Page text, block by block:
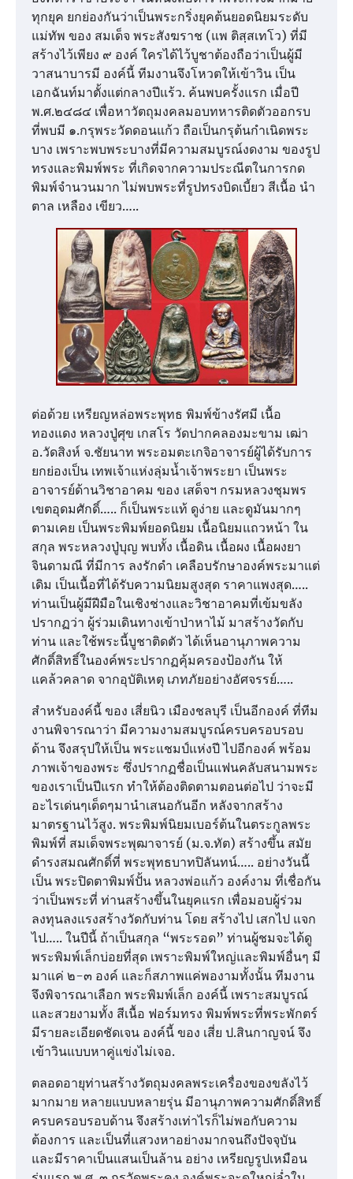
ทุกยุค ยกย่องกันว่าเป็นพระกริ่งยุคต้นยอดนิยมระดับ
แม่ทัพ ของ สมเด็จ พระสังฆราช (แพ ติสฺสเทโว) ที่มี
สร้างไว้เพียง ๙ องค์ ใครได้ไว้บูชาต้องถือว่าเป็นผู้มี
วาสนาบารมี องค์นี้ ทีมงานจึงโหวตให้เข้าวิน เป็น
เอกฉันท์มาตั้งแต่กลางปีแร้ว. ค้นพบครั้งแรก เมื่อปี
พ.ศ.๒๔๘๔ เพื่อหาวัตถุมงคลมอบทหารติดตัวออกรบ
ที่พบมี ๑.กรุพระวัดดอนแก้ว ถือเป็นกรุต้นกำเนิดพระ
บาง เพราะพบพระบางที่มีความสมบูรณ์งดงาม ของรูป
ทรงและพิมพ์พระ ที่เกิดจากความประณีตในการกด
พิมพ์จำนวนมาก ไม่พบพระที่รูปทรงบิดเบี้ยว สีเนื้อ นำ
ตาล เหลือง เขียว…..
ต่อด้วย เหรียญหล่อพระพุทธ พิมพ์ข้างรัศมี เนื้อ
ทองแดง หลวงปู่ศุข เกสโร วัดปากคลองมะขาม เฒ่า
อ.วัดสิงห์ จ.ชัยนาท พระอมตะเกจิอาจารย์ผู้ได้รับการ
ยกย่องเป็น เทพเจ้าแห่งลุ่มน้ำเจ้าพระยา เป็นพระ
อาจารย์ด้านวิชาอาคม ของ เสด็จฯ กรมหลวงชุมพร
เขตอุดมศักดิ์….. ก็เป็นพระแท้ ดูง่าย และดูมันมากๆ
ตามเคย เป็นพระพิมพ์ยอดนิยม เนื้อนิยมแถวหน้า ใน
สกุล พระหลวงปู่บุญ พบทั้ง เนื้อดิน เนื้อผง เนื้อผงยา
จินดามณี ที่มีการ ลงรักดำ เคลือบรักษาองค์พระมาแต่
เดิม เป็นเนื้อที่ได้รับความนิยมสูงสุด ราคาแพงสุด…..
ท่านเป็นผู้มีฝีมือในเชิงช่างและวิชาอาคมที่เข้มขลัง
ปรากฏว่า ผู้ร่วมเดินทางเข้าป่าหาไม้ มาสร้างวัดกับ
ท่าน และใช้พระนี้บูชาติดตัว ได้เห็นอานุภาพความ
ศักดิ์สิทธิ์ในองค์พระปรากฏคุ้มครองป้องกัน ให้
แคล้วคลาด จากอุบัติเหตุ เภทภัยอย่างอัศจรรย์…..
สำหรับองค์นี้ ของ เสี่ยนิว เมืองชลบุรี เป็นอีกองค์ ที่ทีม
งานพิจารณาว่า มีความงามสมบูรณ์ครบครอบรอบ
ด้าน จึงสรุปให้เป็น พระแชมป์แห่งปี ไปอีกองค์ พร้อม
ภาพเจ้าของพระ ซึ่งปรากฏชื่อเป็นแฟนคลับสนามพระ
ของเราเป็นปีแรก ทำให้ต้องติดตามตอนต่อไป ว่าจะมี
อะไรเด่นๆเด็ดๆมานำเสนอกันอีก หลังจากสร้าง
มาตรฐานไว้สูง. พระพิมพ์นิยมเบอร์ต้นในตระกูลพระ
พิมพ์ที่ สมเด็จพระพุฒาจารย์ (ม.จ.ทัต) สร้างขึ้น สมัย
ดำรงสมณศักดิ์ที่ พระพุทธบาทปิลันทน์….. อย่างวันนี้
เป็น พระปิดตาพิมพ์ปั้น หลวงพ่อแก้ว องค์งาม ที่เชื่อกัน
ว่าเป็นพระที่ ท่านสร้างขึ้นในยุคแรก เพื่อมอบผู้ร่วม
ลงทุนลงแรงสร้างวัดกับท่าน โดย สร้างไป เสกไป แจก
ไป….. ในปีนี้ ถ้าเป็นสกุล “พระรอด” ท่านผู้ชมจะได้ดู
พระพิมพ์เล็กบ่อยที่สุด เพราะพิมพ์ใหญ่และพิมพ์อื่นๆ มี
มาแค่ ๒-๓ องค์ และก็สภาพแค่พองามทั้งนั้น ทีมงาน
จึงพิจารณาเลือก พระพิมพ์เล็ก องค์นี้ เพราะสมบูรณ์
และสวยงามทั้ง สีเนื้อ ฟอร์มทรง พิมพ์พระที่พระพักตร์
มีรายละเอียดชัดเจน องค์นี้ ของ เสี่ย ป.สินกาญจน์ จึง
เข้าวินแบบหาคู่แข่งไม่เจอ.
ตลอดอายุท่านสร้างวัตถุมงคลพระเครื่องของขลังไว้
มากมาย หลายแบบหลายรุ่น มีอานุภาพความศักดิ์สิทธิ์
ครบครอบรอบด้าน จึงสร้างเท่าไรก็ไม่พอกับความ
ต้องการ และเป็นที่แสวงหาอย่างมากจนถึงปัจจุบัน
และมีราคาเป็นแสนเป็นล้าน อย่าง เหรียญรูปเหมือน